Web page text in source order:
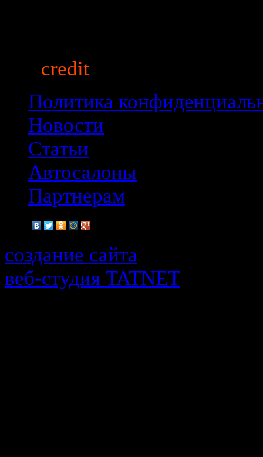
credit
Политика
Новости
Статьи
Автосалоны
Партнерам
создание сайта
веб-cтудия TATNET